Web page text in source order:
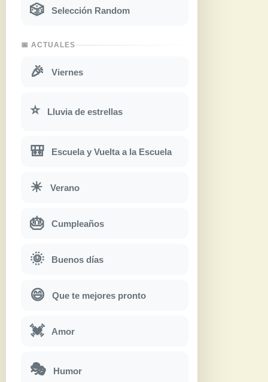
🎲 Selección Random
📅 ACTUALES
🎉 Viernes
⭐ Lluvia de estrellas
🎒 Escuela y Vuelta a la Escuela
☀ Verano
🎂 Cumpleaños
🌞 Buenos días
😄 Que te mejores pronto
💓 Amor
🎭 Humor